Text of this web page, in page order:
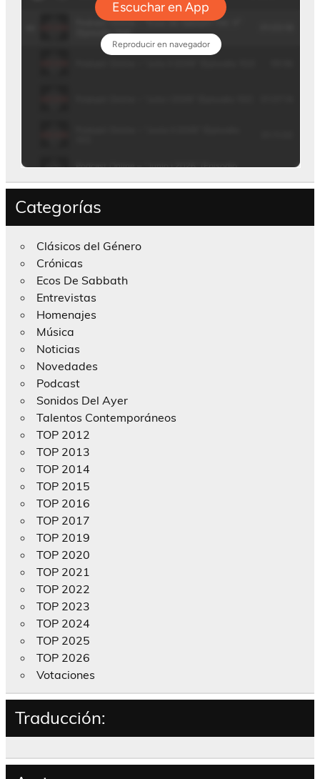
Categorías
Clásicos del Género
Crónicas
Ecos De Sabbath
Entrevistas
Homenajes
Música
Noticias
Novedades
Podcast
Sonidos Del Ayer
Talentos Contemporáneos
TOP 2012
TOP 2013
TOP 2014
TOP 2015
TOP 2016
TOP 2017
TOP 2019
TOP 2020
TOP 2021
TOP 2022
TOP 2023
TOP 2024
TOP 2025
TOP 2026
Votaciones
Traducción: